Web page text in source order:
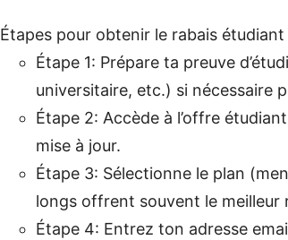
Étapes pour obtenir le rabais étudiant
Étape 1: Prépare ta preuve
universitaire, etc.) si nécessaire
Étape 2: Accède à l’offre
mise à jour.
Étape 3: Sélectionne le plan
longs offrent souvent le
Étape 4: Entrez ton adresse